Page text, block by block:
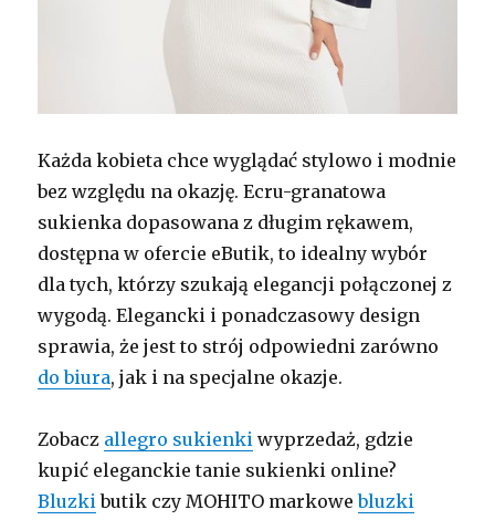
Każda kobieta chce wyglądać stylowo i modnie
bez względu na okazję. Ecru-granatowa
sukienka dopasowana z długim rękawem,
dostępna w ofercie eButik, to idealny wybór
dla tych, którzy szukają elegancji połączonej z
wygodą. Elegancki i ponadczasowy design
sprawia, że jest to strój odpowiedni zarówno
do biura, jak i na specjalne okazje.
Zobacz allegro sukienki wyprzedaż, gdzie
kupić eleganckie tanie sukienki online?
Bluzkibutik czy MOHITO markowebluzki